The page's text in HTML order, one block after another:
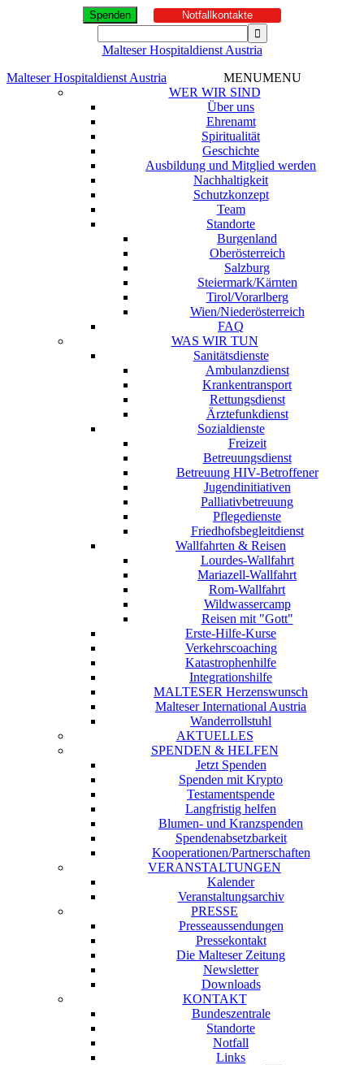
Spenden Notfallkontakte
Malteser Hospitaldienst Austria
Malteser Hospitaldienst Austria
MENUMENU
WER WIR SIND
Über uns
Ehrenamt
Spiritualität
Geschichte
Ausbildung und Mitglied werden
Nachhaltigkeit
Schutzkonzept
Team
Standorte
Burgenland
Oberösterreich
Salzburg
Steiermark/Kärnten
Tirol/Vorarlberg
Wien/Niederösterreich
FAQ
WAS WIR TUN
Sanitätsdienste
Ambulanzdienst
Krankentransport
Rettungsdienst
Ärztefunkdienst
Sozialdienste
Freizeit
Betreuungsdienst
Betreuung HIV-Betroffener
Jugendinitiativen
Palliativbetreuung
Pflegedienste
Friedhofsbegleitdienst
Wallfahrten & Reisen
Lourdes-Wallfahrt
Mariazell-Wallfahrt
Rom-Wallfahrt
Wildwassercamp
Reisen mit "Gott"
Erste-Hilfe-Kurse
Verkehrscoaching
Katastrophenhilfe
Integrationshilfe
MALTESER Herzenswunsch
Malteser International Austria
Wanderrollstuhl
AKTUELLES
SPENDEN & HELFEN
Jetzt Spenden
Spenden mit Krypto
Testamentspende
Langfristig helfen
Blumen- und Kranzspenden
Spendenabsetzbarkeit
Kooperationen/Partnerschaften
VERANSTALTUNGEN
Kalender
Veranstaltungsarchiv
PRESSE
Presseaussendungen
Pressekontakt
Die Malteser Zeitung
Newsletter
Downloads
KONTAKT
Bundeszentrale
Standorte
Notfall
Links